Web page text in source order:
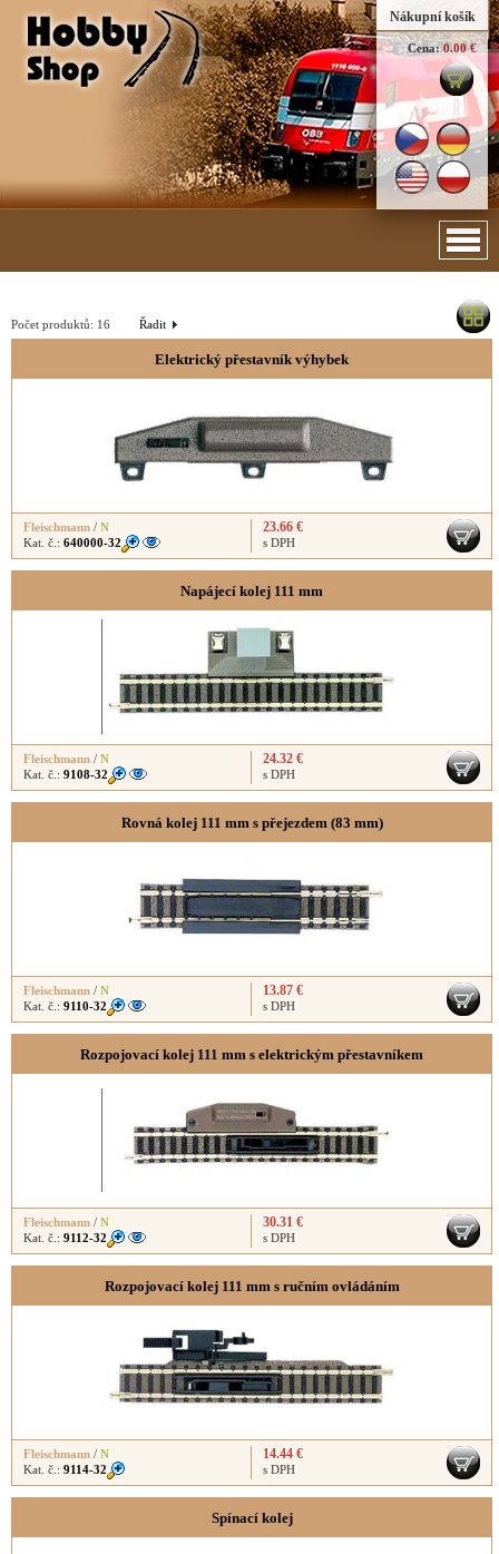
Nákupní košík
Cena: 0.00 €
Řadit
Počet produktů: 16
Elektrický přestavník výhybek
Fleischmann / N
Kat. č.: 640000-32
23.66 €
s DPH
Napájecí kolej 111 mm
Fleischmann / N
Kat. č.: 9108-32
24.32 €
s DPH
Rovná kolej 111 mm s přejezdem (83 mm)
Fleischmann / N
Kat. č.: 9110-32
13.87 €
s DPH
Rozpojovací kolej 111 mm s elektrickým přestavníkem
Fleischmann / N
Kat. č.: 9112-32
30.31 €
s DPH
Rozpojovací kolej 111 mm s ručním ovládáním
Fleischmann / N
Kat. č.: 9114-32
14.44 €
s DPH
Spínací kolej